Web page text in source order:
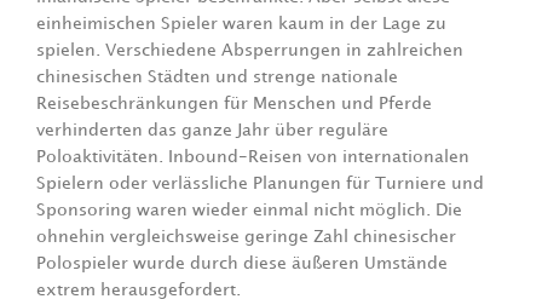
einheimischen Spieler waren kaum in der Lage zu
spielen. Verschiedene Absperrungen in zahlreichen
chinesischen Städten und strenge nationale
Reisebeschränkungen für Menschen und Pferde
verhinderten das ganze Jahr über reguläre
Poloaktivitäten. Inbound-Reisen von internationalen
Spielern oder verlässliche Planungen für Turniere und
Sponsoring waren wieder einmal nicht möglich. Die
ohnehin vergleichsweise geringe Zahl chinesischer
Polospieler wurde durch diese äußeren Umstände
extrem herausgefordert.